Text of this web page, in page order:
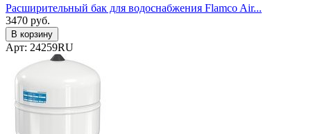
Расширительный бак для водоснабжения Flamco Air...
3470 руб.
В корзину
Арт: 24259RU